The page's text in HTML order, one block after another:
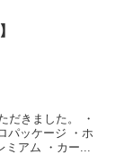
だきました。 ・
パッケージ ・ホ
ミアム ・カー...